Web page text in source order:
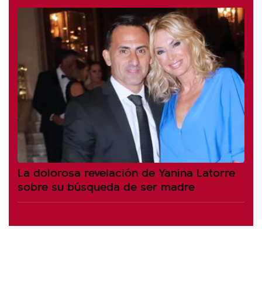
La dolorosa revelación de Yanina Latorre
sobre su búsqueda de ser madre